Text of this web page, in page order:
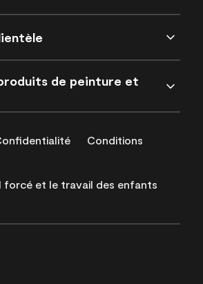
de peinture et
Conditions
forcé et le travail des enfants